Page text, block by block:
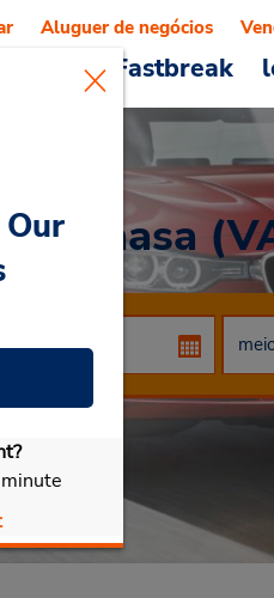
Fastbreak
Aluguer de negócios
de Vaasa